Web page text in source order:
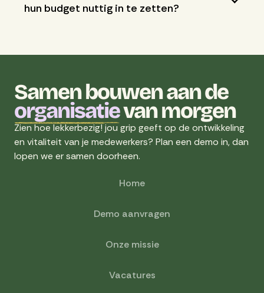
hun budget nuttig in te zetten?
of voorbeeldmails om hen te wijzen op hun
persoonlijke budget. We kennen jullie branche, we
weten waar jullie uitdagingen liggen en wat de
behoeftes zijn van jullie medewerkers. Als jullie
hierover vragen of suggesties hebben kun je altijd
terecht bij ons team.
Samen bouwen aan de
organisatievan morgen
Zien hoe lekkerbezig! jou grip geeft op de ontwikkeling
en vitaliteit van je medewerkers? Plan een demo in, dan
lopen we er samen doorheen.
Home
Demo aanvragen
Onze missie
Vacatures